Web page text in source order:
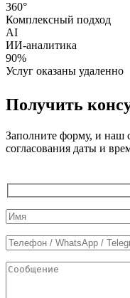
360°
Комплексный подход
AI
ИИ-аналитика
90%
Услуг оказаны удаленно
Получить
Заполните форму, и наш
согласования даты и
Служебные
поля
формы